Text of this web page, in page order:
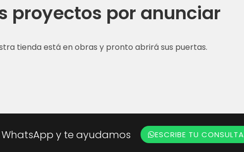
proyectos por anunciar
tienda está en obras y pronto abrirá sus puertas.
y te ayudamos ESCRIBE TU CONSULTA